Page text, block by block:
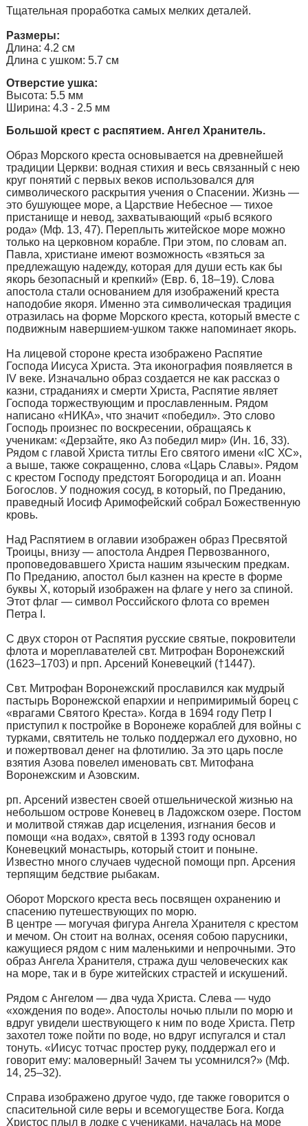
Любую подвеску можно дополнить ушком нужного
Тщательная проработка самых мелких деталей.
Размеры:
Длина: 4.2 см
Длина с ушком: 5.7 см
Отверстие ушка:
Высота: 5.5 мм
Ширина: 4.3 - 2.5 мм
Большой крест с распятием. Ангел Хранитель.
Образ Морского креста основывается на древнейшей
традиции Церкви: водная стихия и весь связанный с нею
круг понятий с первых веков использовался для
символического раскрытия учения о Спасении. Жизнь —
это бушующее море, а Царствие Небесное — тихое
пристанище и невод, захватывающий «рыб всякого
рода» (Мф. 13, 47). Переплыть житейское море можно
только на церковном корабле. При этом, по словам ап.
Павла, христиане имеют возможность «взяться за
предлежащую надежду, которая для души есть как бы
якорь безопасный и крепкий» (Евр. 6, 18–19). Слова
апостола стали основанием для изображений креста
наподобие якоря. Именно эта символическая традиция
отразилась на форме Морского креста, который вместе с
подвижным навершием-ушком также напоминает якорь.
На лицевой стороне креста изображено Распятие
Господа Иисуса Христа. Эта иконография появляется в
IV веке. Изначально образ создается не как рассказ о
казни, страданиях и смерти Христа, Распятие являет
Господа торжествующим и прославленным. Рядом
написано «НИКА», что значит «победил». Это слово
Господь произнес по воскресении, обращаясь к
ученикам: «Дерзайте, яко Аз победил мир» (Ин. 16, 33).
Рядом с главой Христа титлы Его святого имени «IС ХС»,
а выше, также сокращенно, слова «Царь Славы». Рядом
с крестом Господу предстоят Богородица и ап. Иоанн
Богослов. У подножия сосуд, в который, по Преданию,
праведный Иосиф Аримофейский собрал Божественную
кровь.
Над Распятием в оглавии изображен образ Пресвятой
Троицы, внизу — апостола Андрея Первозванного,
проповедовавшего Христа нашим языческим предкам.
По Преданию, апостол был казнен на кресте в форме
буквы Х, который изображен на флаге у него за спиной.
Этот флаг — символ Российского флота со времен
Петра I.
С двух сторон от Распятия русские святые, покровители
флота и мореплавателей свт. Митрофан Воронежский
(1623–1703) и прп. Арсений Коневецкий (†1447).
Свт. Митрофан Воронежский прославился как мудрый
пастырь Воронежской епархии и непримиримый борец с
«врагами Святого Креста». Когда в 1694 году Петр I
приступил к постройке в Воронеже кораблей для войны с
турками, святитель не только поддержал его духовно, но
и пожертвовал денег на флотилию. За это царь после
взятия Азова повелел именовать свт. Митофана
Воронежским и Азовским.
рп. Арсений известен своей отшельнической жизнью на
небольшом острове Коневец в Ладожском озере. Постом
и молитвой стяжав дар исцеления, изгнания бесов и
помощи «на водах», святой в 1393 году основал
Коневецкий монастырь, который стоит и поныне.
Известно много случаев чудесной помощи прп. Арсения
терпящим бедствие рыбакам.
Оборот Морского креста весь посвящен охранению и
спасению путешествующих по морю.
В центре — могучая фигура Ангела Хранителя с крестом
и мечом. Он стоит на волнах, осеняя собою парусники,
кажущиеся рядом с ним маленькими и непрочными. Это
образ Ангела Хранителя, стража душ человеческих как
на море, так и в буре житейских страстей и искушений.
Рядом с Ангелом — два чуда Христа. Слева — чудо
«хождения по воде». Апостолы ночью плыли по морю и
вдруг увидели шествующего к ним по воде Христа. Петр
захотел тоже пойти по воде, но вдруг испугался и стал
тонуть. «Иисус тотчас простер руку, поддержал его и
говорит ему: маловерный! Зачем ты усомнился?» (Мф.
14, 25–32).
Справа изображено другое чудо, где также говорится о
спасительной силе веры и всемогуществе Бога. Когда
Христос плыл в лодке с учениками, началась на море